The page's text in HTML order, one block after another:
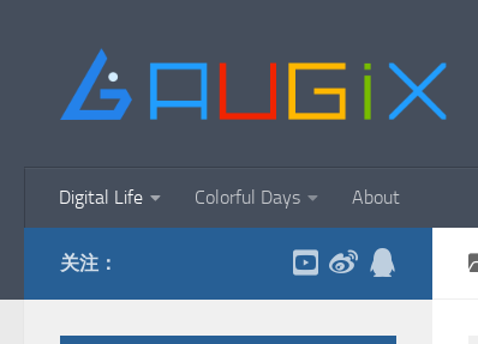
Digital Life Colorful Days About
关注：